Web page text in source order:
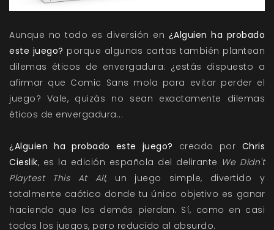
Aunque no todo es diversión en ¿Alguien ha probado
este juego? porque algunas cartas también plantean
dilemas éticos de envergadura: ¿estás dispuesto a
afirmar que Comic Sans mola para evitar perder el
juego? Vale, quizás no sean exactamente dilemas
éticos de envergadura...
¿Alguien ha probado este juego? creado por Chris
Cieslik, es la edición española del delirante We Didn't
Playtest This At All, un juego simple, divertido y
totalmente caótico donde tu único objetivo es ganar
haciendo que los demás pierdan. Sí, como en casi
todos los juegos, pero reducido al absurdo.